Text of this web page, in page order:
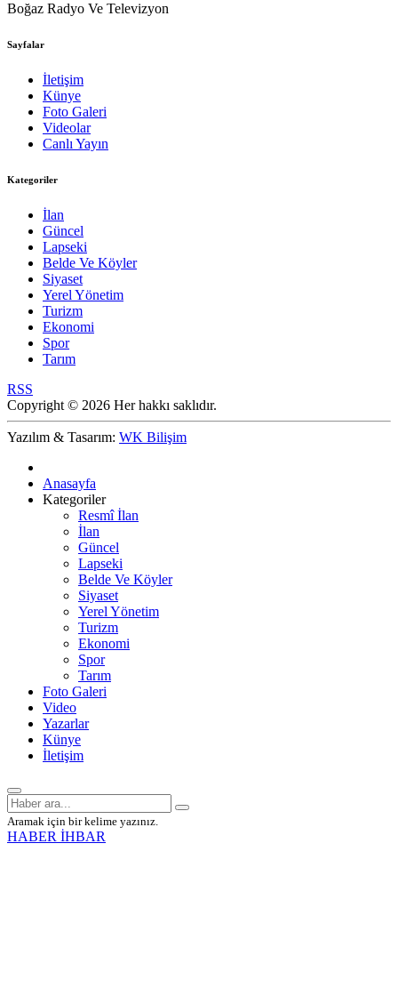
Boğaz Radyo Ve Televizyon
Sayfalar
İletişim
Künye
Foto Galeri
Videolar
Canlı Yayın
Kategoriler
İlan
Güncel
Lapseki
Belde Ve Köyler
Siyaset
Yerel Yönetim
Turizm
Ekonomi
Spor
Tarım
RSS
Copyright © 2026 Her hakkı saklıdır.
Yazılım & Tasarım: WK Bilişim
Anasayfa
Kategoriler
Resmî İlan
İlan
Güncel
Lapseki
Belde Ve Köyler
Siyaset
Yerel Yönetim
Turizm
Ekonomi
Spor
Tarım
Foto Galeri
Video
Yazarlar
Künye
İletişim
Aramak için bir kelime yazınız.
HABER İHBAR